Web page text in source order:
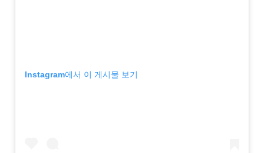
Instagram에서 이 게시물 보기